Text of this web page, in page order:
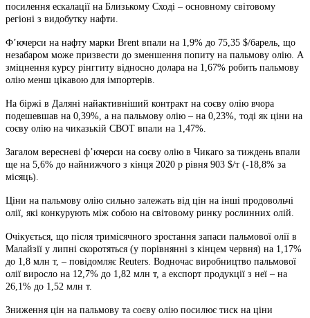
посилення ескалації на Близькому Сході – основному світовому
регіоні з видобутку нафти.
Ф’ючерси на нафту марки Brent впали на 1,9% до 75,35 $/барель, що
незабаром може призвести до зменшення попиту на пальмову олію. А
зміцнення курсу рінггиту відносно долара на 1,67% робить пальмову
олію менш цікавою для імпортерів.
На біржі в Даляні найактивніший контракт на соєву олію вчора
подешевшав на 0,39%, а на пальмову олію – на 0,23%, тоді як ціни на
соєву олію на чиказькій СВОТ впали на 1,47%.
Загалом вересневі ф’ючерси на соєву олію в Чикаго за тиждень впали
ще на 5,6% до найнижчого з кінця 2020 р рівня 903 $/т (-18,8% за
місяць).
Ціни на пальмову олію сильно залежать від цін на інші продовольчі
олії, які конкурують між собою на світовому ринку рослинних олій.
Очікується, що після тримісячного зростання запаси пальмової олії в
Малайзії у липні скоротяться (у порівнянні з кінцем червня) на 1,17%
до 1,8 млн т, – повідомляє Reuters. Водночас виробництво пальмової
олії виросло на 12,7% до 1,82 млн т, а експорт продукції з неї – на
26,1% до 1,52 млн т.
Зниження цін на пальмову та соєву олію посилює тиск на ціни